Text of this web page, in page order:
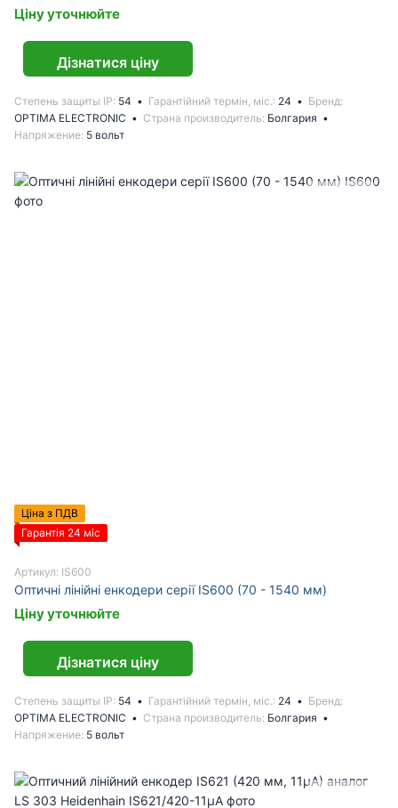
Ціну уточнюйте
Дізнатися ціну
Степень защиты IP 54 Гарантійний термін, міс. 24
Бренд
OPTIMA ELECTRONIC
Страна производитель Болгария
Напряжение 5 вольт
Ціна з ПДВ
Гарантія 24 міс
Артикул: IS600
Оптичні лінійні енкодери серії IS600 (70 - 1540 мм)
Ціну уточнюйте
Дізнатися ціну
Степень защиты IP 54 Гарантійний термін, міс. 24
Бренд
OPTIMA ELECTRONIC
Страна производитель Болгария
Напряжение 5 вольт